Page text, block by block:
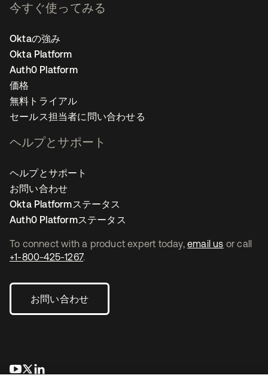
To connect with a product expert today, email us or call
+1-800-425-1267.
お問い合わせ
新しいタブで開く
新しいタブで開く
今すぐ使ってみる
Oktaの強み
Okta Platform
Auth0 Platform
価格
無料トライアル
セールス担当者に問い合わせる
ヘルプとサポート
ヘルプとサポート
お問い合わせ
Okta Platformステータス
Auth0 Platformステータス